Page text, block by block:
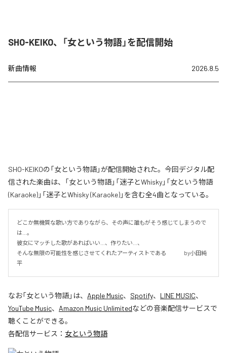
SHO-KEIKO、「女という物語」を配信開始
新曲情報 2026.8.5
SHO-KEIKOの「女という物語」が配信開始された。今回デジタル配
信された楽曲は、「女という物語」「迷子とWhisky」「女という物語
(Karaoke)」「迷子とWhisky (Karaoke)」を含む全4曲となっている。
どこか無機質な歌い方でありながら、その声に誰もがそう感じてしまうので
は…。
彼女にマッチした歌があればいい…、作りたい…、
そんな無限の可能性を感じさせてくれたアーティストである 　　　by小田純
平
なお「女という物語」は、 Apple Music、 Spotify、 LINE MUSIC、
YouTube Music、 Amazon Music Unlimitedなどの音楽配信サービスで
聴くことができる。
各配信サービス： 女という物語